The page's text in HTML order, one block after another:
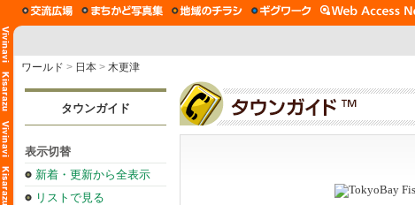
ワールド > 日本 > 木更津
タウンガイド
表示切替
新着・更新から全表示
リストで見る